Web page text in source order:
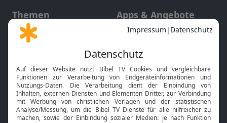
Themen
Gott und Bibel erklärt
Neuigkeiten
Apps & Angebote
Mobile App
Smart TV
HbbTV
Bibelthek Online-Bibel
Nächster Gottesdienst